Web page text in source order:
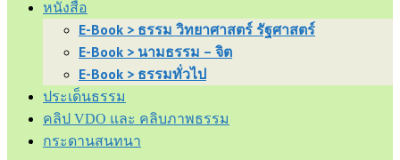
หนังสือ
E-Book > ธรรม วิทยาศาสตร์ รัฐศาสตร์
E-Book > นามธรรม – จิต
E-Book > ธรรมทั่วไป
ประเด็นธรรม
คลิป VDO และ คลิบภาพธรรม
กระดานสนทนา